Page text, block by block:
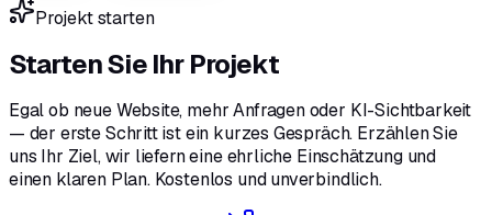
Projekt starten
Starten Sie Ihr Projekt
Egal ob neue Website, mehr Anfragen oder KI-Sichtbarkeit
— der erste Schritt ist ein kurzes Gespräch. Erzählen Sie
uns Ihr Ziel, wir liefern eine ehrliche Einschätzung und
einen klaren Plan. Kostenlos und unverbindlich.